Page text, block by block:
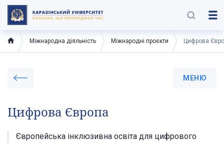
Міжнародна діяльність Міжнародні проєкти Цифрова
МЕНЮ
Цифрова Європа
Європейська інклюзивна освіта для цифрового